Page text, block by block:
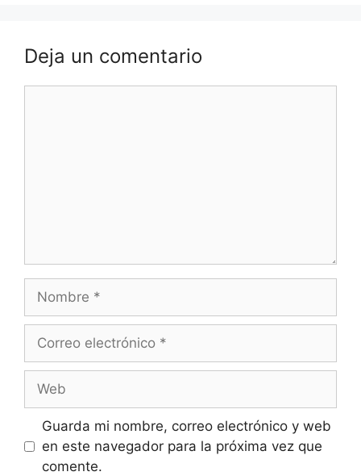
Deja un comentario
Nombre
Correo
Web
Guarda mi nombre, correo electrónico y web
en este navegador para la próxima vez que
comente.